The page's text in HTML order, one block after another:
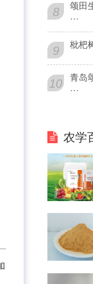
8
颂田
···
9 枇杷
10
青岛
···
农学